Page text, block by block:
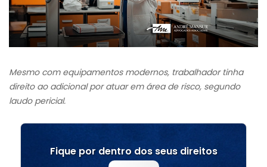
Mesmo com equipamentos modernos, trabalhador tinha
direito ao adicional por atuar em área de risco, segundo
laudo pericial.
Fique por dentro dos seus direitos